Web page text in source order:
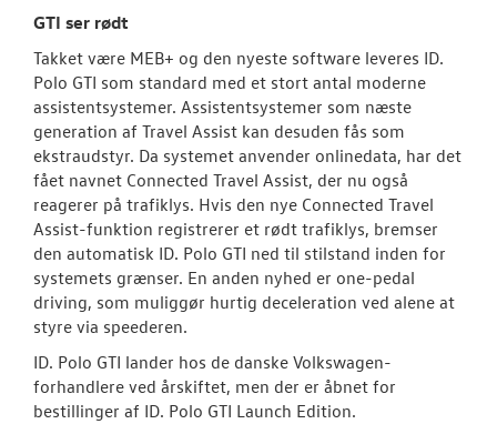
GTI ser rødt
Takket være MEB+ og den nyeste software leveres ID.
Polo GTI som standard med et stort antal moderne
assistentsystemer. Assistentsystemer som næste
generation af Travel Assist kan desuden fås som
ekstraudstyr. Da systemet anvender onlinedata, har det
fået navnet Connected Travel Assist, der nu også
reagerer på trafiklys. Hvis den nye Connected Travel
Assist-funktion registrerer et rødt trafiklys, bremser
den automatisk ID. Polo GTI ned til stilstand inden for
systemets grænser. En anden nyhed er one-pedal
driving, som muliggør hurtig deceleration ved alene at
styre via speederen.
ID. Polo GTI lander hos de danske Volkswagen-
forhandlere ved årskiftet, men der er åbnet for
bestillinger af ID. Polo GTI Launch Edition.